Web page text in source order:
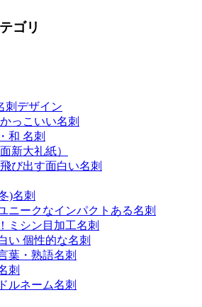
ゴリ
刺デザイン
っこいい名刺
和 名刺
新大礼紙）
び出す面白い名刺
)名刺
ニークなインパクトある名刺
ミシン目加工名刺
い 個性的な名刺
葉・熟語名刺
刺
ルネーム名刺